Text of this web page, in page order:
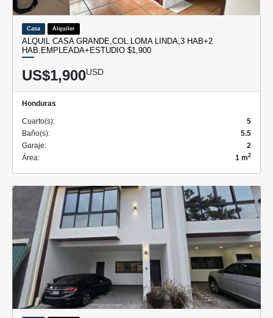
Casa Alquiler
ALQUIL CASA GRANDE,COL.LOMA LINDA,3 HAB+2
HAB.EMPLEADA+ESTUDIO $1,900
US$1,900USD
Honduras
Cuarto(s):
5
Baño(s):
5.5
Garaje:
2
Área:
1 m2